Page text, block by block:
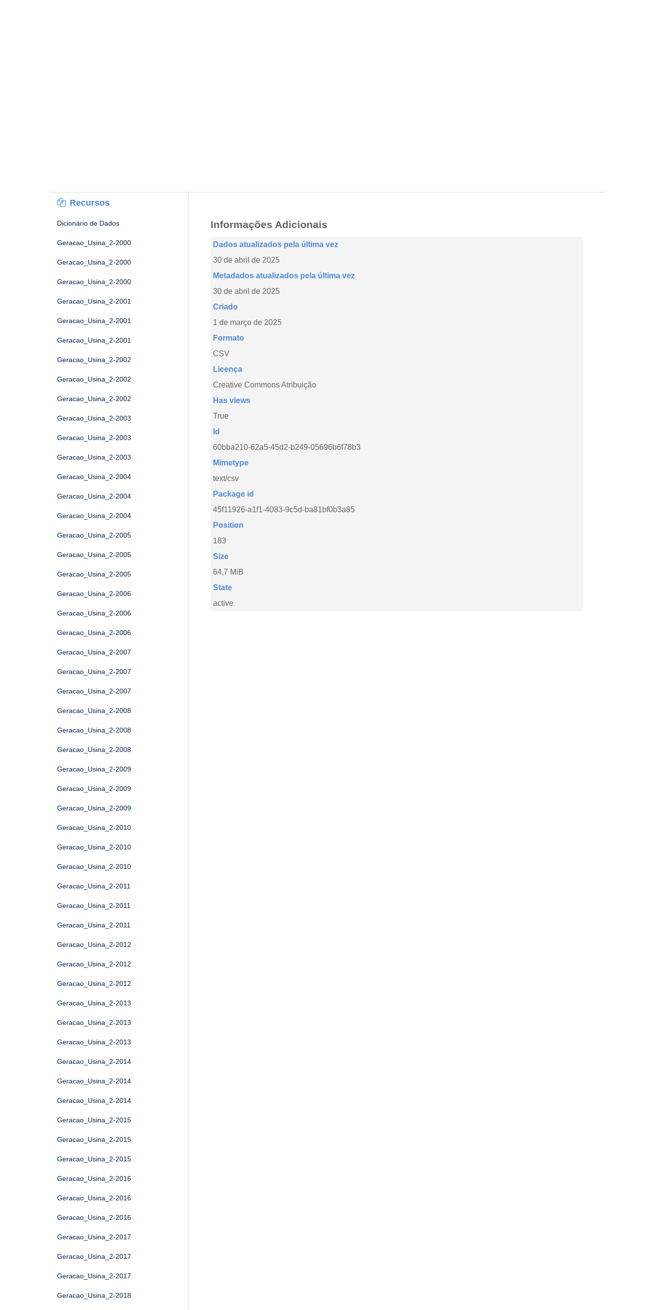
Recursos
Dicionário de Dados
Geracao_Usina_2-2000
Geracao_Usina_2-2000
Geracao_Usina_2-2000
Geracao_Usina_2-2001
Geracao_Usina_2-2001
Geracao_Usina_2-2001
Geracao_Usina_2-2002
Geracao_Usina_2-2002
Geracao_Usina_2-2002
Geracao_Usina_2-2003
Geracao_Usina_2-2003
Geracao_Usina_2-2003
Geracao_Usina_2-2004
Geracao_Usina_2-2004
Geracao_Usina_2-2004
Geracao_Usina_2-2005
Geracao_Usina_2-2005
Geracao_Usina_2-2005
Geracao_Usina_2-2006
Geracao_Usina_2-2006
Geracao_Usina_2-2006
Geracao_Usina_2-2007
Geracao_Usina_2-2007
Geracao_Usina_2-2007
Geracao_Usina_2-2008
Geracao_Usina_2-2008
Geracao_Usina_2-2008
Geracao_Usina_2-2009
Geracao_Usina_2-2009
Geracao_Usina_2-2009
Geracao_Usina_2-2010
Geracao_Usina_2-2010
Geracao_Usina_2-2010
Geracao_Usina_2-2011
Geracao_Usina_2-2011
Geracao_Usina_2-2011
Geracao_Usina_2-2012
Geracao_Usina_2-2012
Geracao_Usina_2-2012
Geracao_Usina_2-2013
Geracao_Usina_2-2013
Geracao_Usina_2-2013
Geracao_Usina_2-2014
Geracao_Usina_2-2014
Geracao_Usina_2-2014
Geracao_Usina_2-2015
Geracao_Usina_2-2015
Geracao_Usina_2-2015
Geracao_Usina_2-2016
Geracao_Usina_2-2016
Geracao_Usina_2-2016
Geracao_Usina_2-2017
Geracao_Usina_2-2017
Geracao_Usina_2-2017
Geracao_Usina_2-2018
Informações Adicionais
Dados atualizados pela última vez
30 de abril de 2025
Metadados atualizados pela última vez
30 de abril de 2025
Criado
1 de março de 2025
Formato
CSV
Licença
Creative Commons Atribuição
Has views
True
Id
60bba210-62a5-45d2-b249-05696b6f78b3
Mimetype
text/csv
Package id
45f11926-a1f1-4083-9c5d-ba81bf0b3a85
Position
183
Size
64,7 MiB
State
active